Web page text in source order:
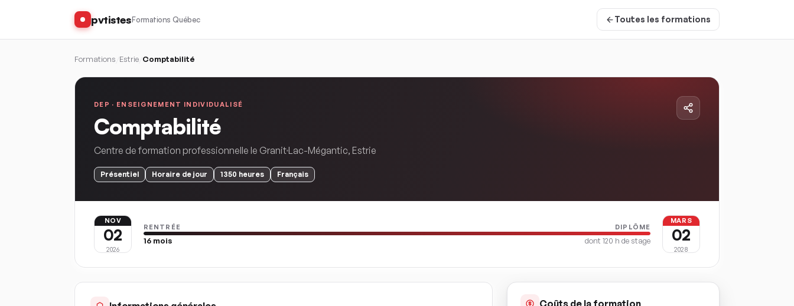
pvtistesFormations Québec Toutes les formations
Formations Estrie Comptabilité
DEP · ENSEIGNEMENT INDIVIDUALISÉ
Comptabilité
Centre de formation professionnelle le GranitLac-Mégantic, Estrie
Présentiel Horaire de jour 1350 heures Français
NOV
02
2026
RENTRÉE DIPLÔME
16 mois dont 120 h de stage
MARS
02
2028
Coûts de la formation